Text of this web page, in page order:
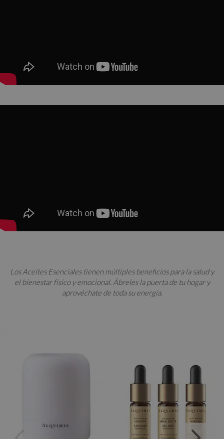
Los Aceites Esenciales tienen múltiples beneficios para la salud y
el bienestar físico y emocional. Ábreles la puerta de tu hogar y
aprovéchate de toda su energía.